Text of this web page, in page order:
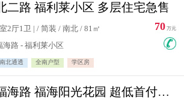
二路 福利莱小区 多层住宅急售
2厅1卫 | / 简装 / 南北 / 81㎡
海路 - 福利莱小区
南北通透 全南户型 学区房
70 万元
福海路 福海阳光花园 超低首付住宅急售